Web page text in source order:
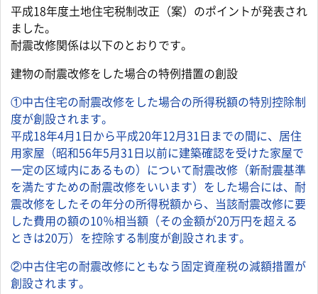
平成18年度土地住宅税制改正（案）のポイントが発表され
ました。
耐震改修関係は以下のとおりです。
建物の耐震改修をした場合の特例措置の創設
①中古住宅の耐震改修をした場合の所得税額の特別控除制
度が創設されます。
平成18年4月1日から平成20年12月31日までの間に、居住
用家屋（昭和56年5月31日以前に建築確認を受けた家屋で
一定の区域内にあるもの）について耐震改修（新耐震基準
を満たすための耐震改修をいいます）をした場合には、耐
震改修をしたその年分の所得税額から、当該耐震改修に要
した費用の額の10％相当額（その金額が20万円を超える
ときは20万）を控除する制度が創設されます。
②中古住宅の耐震改修にともなう固定資産税の減額措置が
創設されます。